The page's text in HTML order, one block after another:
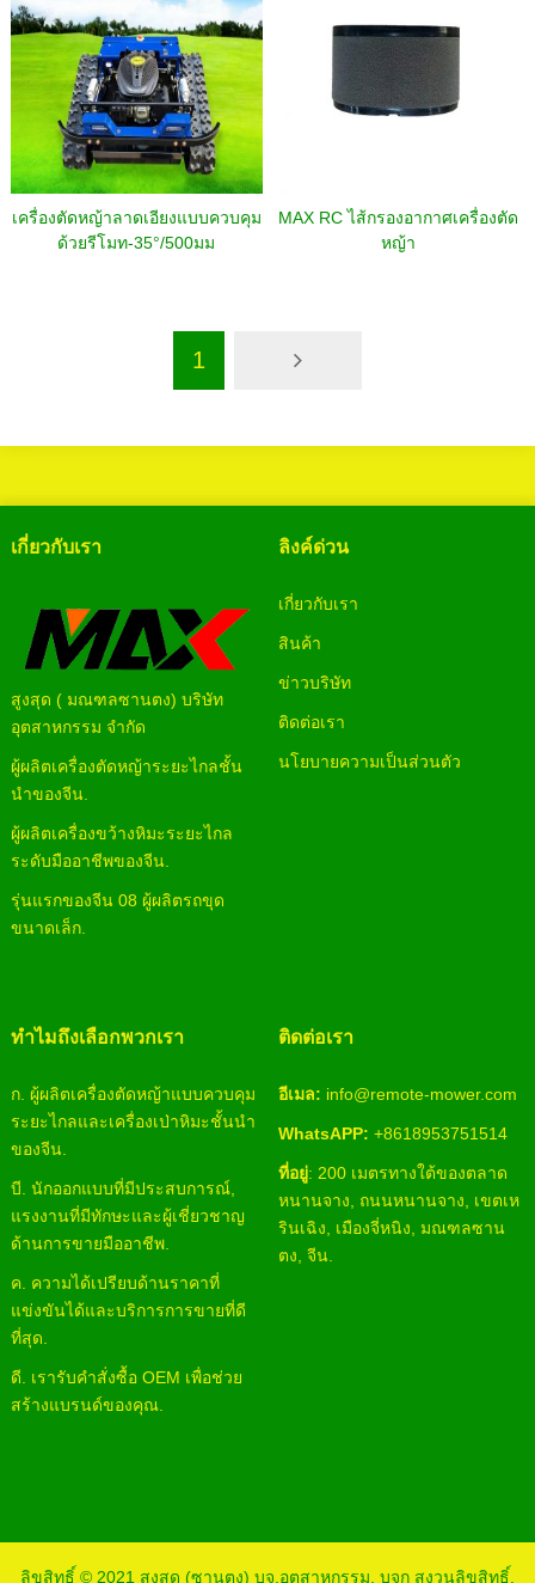
เครื่องตัดหญ้าลาดเอียงแบบควบคุม
ด้วยรีโมท-35°/500มม
MAX RC ไส้กรองอากาศเครื่องตัด
หญ้า
1
เกี่ยวกับเรา
สูงสุด ( มณฑลซานตง) บริษัท
อุตสาหกรรม จำกัด
ผู้ผลิตเครื่องตัดหญ้าระยะไกลชั้น
นำของจีน.
ผู้ผลิตเครื่องขว้างหิมะระยะไกล
ระดับมืออาชีพของจีน.
รุ่นแรกของจีน 08 ผู้ผลิตรถขุด
ขนาดเล็ก.
ลิงค์ด่วน
เกี่ยวกับเรา
สินค้า
ข่าวบริษัท
ติดต่อเรา
นโยบายความเป็นส่วนตัว
ทำไมถึงเลือกพวกเรา
ก. ผู้ผลิตเครื่องตัดหญ้าแบบควบคุม
ระยะไกลและเครื่องเป่าหิมะชั้นนำ
ของจีน.
บี. นักออกแบบที่มีประสบการณ์,
แรงงานที่มีทักษะและผู้เชี่ยวชาญ
ด้านการขายมืออาชีพ.
ค. ความได้เปรียบด้านราคาที่
แข่งขันได้และบริการการขายที่ดี
ที่สุด.
ดี. เรารับคำสั่งซื้อ OEM เพื่อช่วย
สร้างแบรนด์ของคุณ.
ติดต่อเรา
อีเมล: info@remote-mower.com
WhatsAPP: +8618953751514
ที่อยู่: 200 เมตรทางใต้ของตลาด
หนานจาง, ถนนหนานจาง, เขตเห
รินเฉิง, เมืองจี่หนิง, มณฑลซาน
ตง, จีน.
ลิขสิทธิ์ © 2021 สูงสุด (ซานตง) บจ.อุตสาหกรรม, บจกสงวนลิขสิทธิ์.